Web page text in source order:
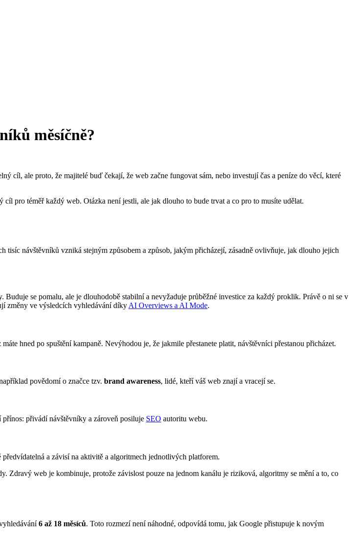
měsíčně?
cíl, ale proto, že majitelé buď čekají, že web začne fungovat sám, nebo investují čas a peníze do věcí, které
pro téměř každý web. Otázka není jestli, ale jak dlouho to bude trvat a co pro to musíte udělat.
tisíc návštěvníků vzniká stejným způsobem a způsob, jakým přicházejí, zásadně ovlivňuje, jak dlouho jejich
Buduje se pomalu, ale je dlouhodobě stabilní a nevyžaduje průběžné investice za každý proklik. Právě o ni se v
změny ve výsledcích vyhledávání díky AI Overviews a AI Mode.
hned po spuštění kampaně. Nevýhodou je, že jakmile přestanete platit, návštěvníci přestanou přicházet.
povědomí o značce tzv. brand awareness, lidé, kteří váš web znají a vracejí se.
přivádí návštěvníky a zároveň posiluje SEO autoritu webu.
a závisí na aktivitě a algoritmech jednotlivých platforem.
Zdravý web je kombinuje, protože závislost pouze na jednom kanálu je riziková, algoritmy se mění a to, co
6 až 18 měsíců. Toto rozmezí není náhodné, odpovídá tomu, jak Google přistupuje k novým